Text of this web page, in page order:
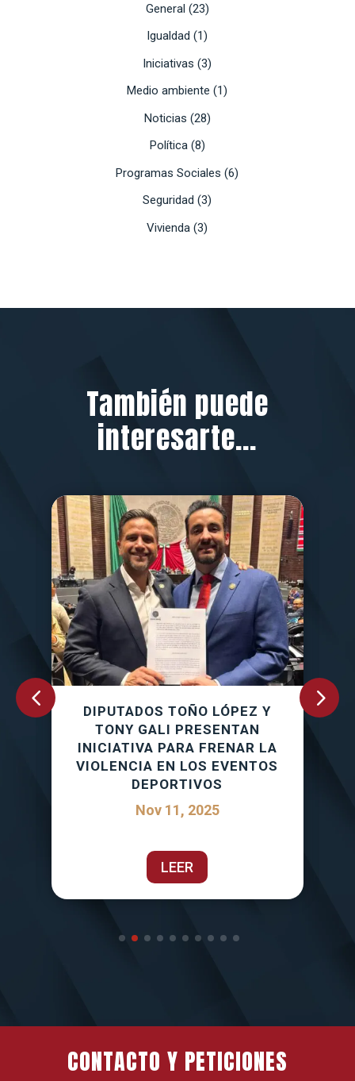
General (23)
Igualdad (1)
Iniciativas (3)
Medio ambiente (1)
Noticias (28)
Política(8)
Programas Sociales (6)
Seguridad (3)
Vivienda (3)
También puede
interesarte...
DIPUTADOS TOÑO LÓPEZ Y
TONY GALI PRESENTAN
INICIATIVA PARA FRENAR LA
VIOLENCIA EN LOS EVENTOS
DEPORTIVOS
Nov 11, 2025
LEER
CONTACTO Y PETICIONES